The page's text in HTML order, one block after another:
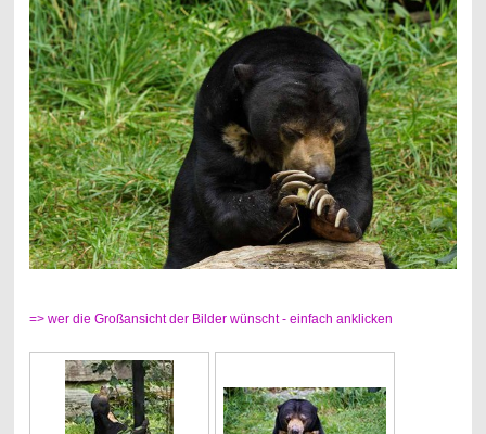
=> wer die Großansicht der Bilder wünscht - einfach anklicken